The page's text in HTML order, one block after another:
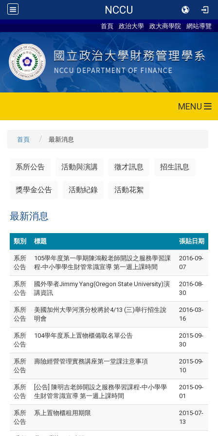
NCCU
首頁 政治大學 政大商學院 網站導覽
MENU
首頁 最新消息
系所公告 活動與演講 徵才訊息 招生訊息
獎學金公告 活動紀錄 活動花絮
最新消息
類別 標題 張貼日期
系所
公告
105學年度第一學期陳鴻毅老師開設之服務學習課
程-中小學學生財管常識宣導 第一週上課時間
2016-09-
07
系所
公告
國外學者Jimmy Yang(Oregon State University)演
講資訊
2016-08-
30
系所
公告
美國加州大學河濱分校將於4/13 (三)舉行招生說
明會
2016-03-
16
系所
公告
104學年度系上置物櫃備取名單公告
2015-09-
30
系所
公告
壽險經營管理實務講座第一堂課注意事項
2015-09-
10
系所
公告
[公告] 陳明吉老師開設之服務學習課程-中小學學
生財管常識宣導 第一週上課時間
2015-09-
01
系所
公告
系上置物櫃租用期限
2015-07-
13